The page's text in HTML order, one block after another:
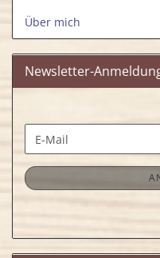
Über mich
Newsletter-
WEITER
ZUR
NEWSLETTER-
ANMELDUNG
E-
Mail